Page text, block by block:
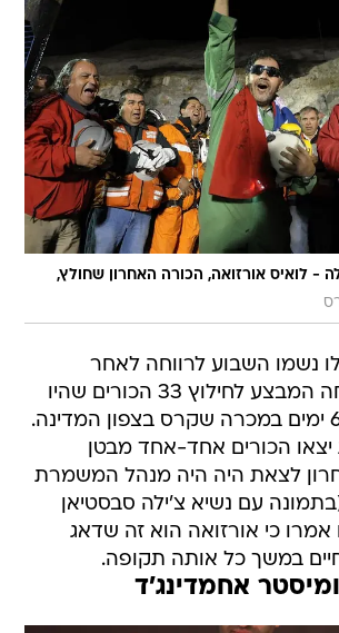
- לואיס אורזואה, הכורה האחרון שחולץ,
נשמו השבוע לרווחה לאחר
שהושלם בהצלחה המבצע לחילוץ 33 הכורים שהיו
לכודים במשך 69 ימים במכרה שקרס בצפון המדינה.
שעות יצאו הכורים אחד-אחד מבטן
לצאת היה היה מנהל המשמרת
עם נשיא צ'ילה סבסטיאן
אמרו כי אורזואה הוא זה שדאג
במשך כל אותה תקופה.
אחמדינג'ד